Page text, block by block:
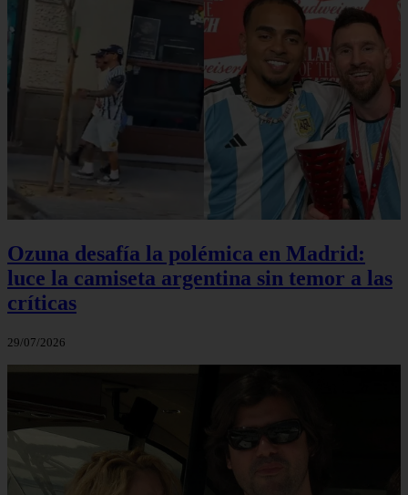
Ozuna desafía la polémica en Madrid:
luce la camiseta argentina sin temor a las
críticas
29/07/2026